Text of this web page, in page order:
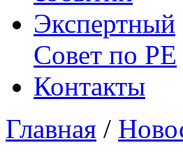
Экспертный
Совет по РЕ
Контакты
Главная /